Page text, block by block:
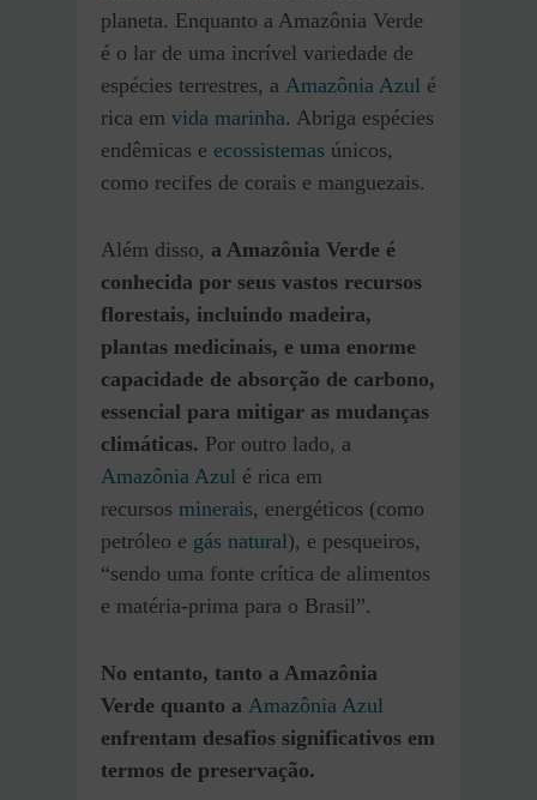
planeta. Enquanto a Amazônia Verde
é o lar de uma incrível variedade de
espécies terrestres, a Amazônia Azul é
rica em vida marinha. Abriga espécies
endêmicas e ecossistemas únicos,
como recifes de corais e manguezais.
Além disso, a Amazônia Verde é
conhecida por seus vastos recursos
florestais, incluindo madeira,
plantas medicinais, e uma enorme
capacidade de absorção de carbono,
essencial para mitigar as mudanças
climáticas. Por outro lado, a
Amazônia Azul é rica em
recursos minerais, energéticos (como
petróleo e gás natural), e pesqueiros,
“sendo uma fonte crítica de alimentos
e matéria-prima para o Brasil”.
No entanto, tanto a Amazônia
Verde quanto a Amazônia Azul
enfrentam desafios significativos em
termos de preservação.